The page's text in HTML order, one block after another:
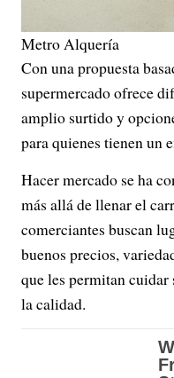
Metro Alquería
Con una propuesta
supermercado ofrece
amplio surtido y
para quienes tienen un
Hacer mercado se ha
más allá de llenar el
comerciantes buscan
buenos precios,
que les permitan cuidar
la calidad.